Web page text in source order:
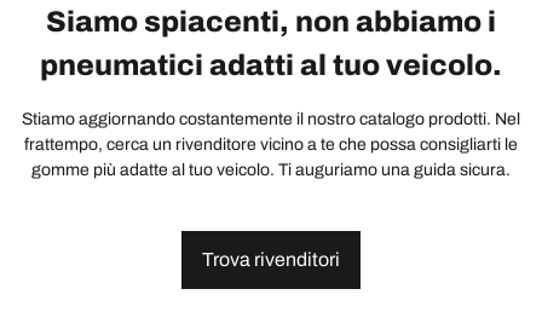
Siamo spiacenti, non abbiamo i
pneumatici adatti al tuo veicolo.
Stiamo aggiornando costantemente il nostro catalogo prodotti. Nel
frattempo, cerca un rivenditore vicino a te che possa consigliarti le
gomme più adatte al tuo veicolo. Ti auguriamo una guida sicura.
Trova rivenditori